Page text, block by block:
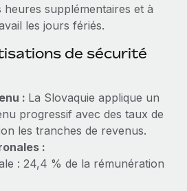
gère ses 55 employés
du conseil en matière de
supplémentaires et à
les jours fériés.
de sécurité
: La Slovaquie applique un
progressif avec des taux de
les tranches de revenus.
:
: 24,4 % de la rémunération